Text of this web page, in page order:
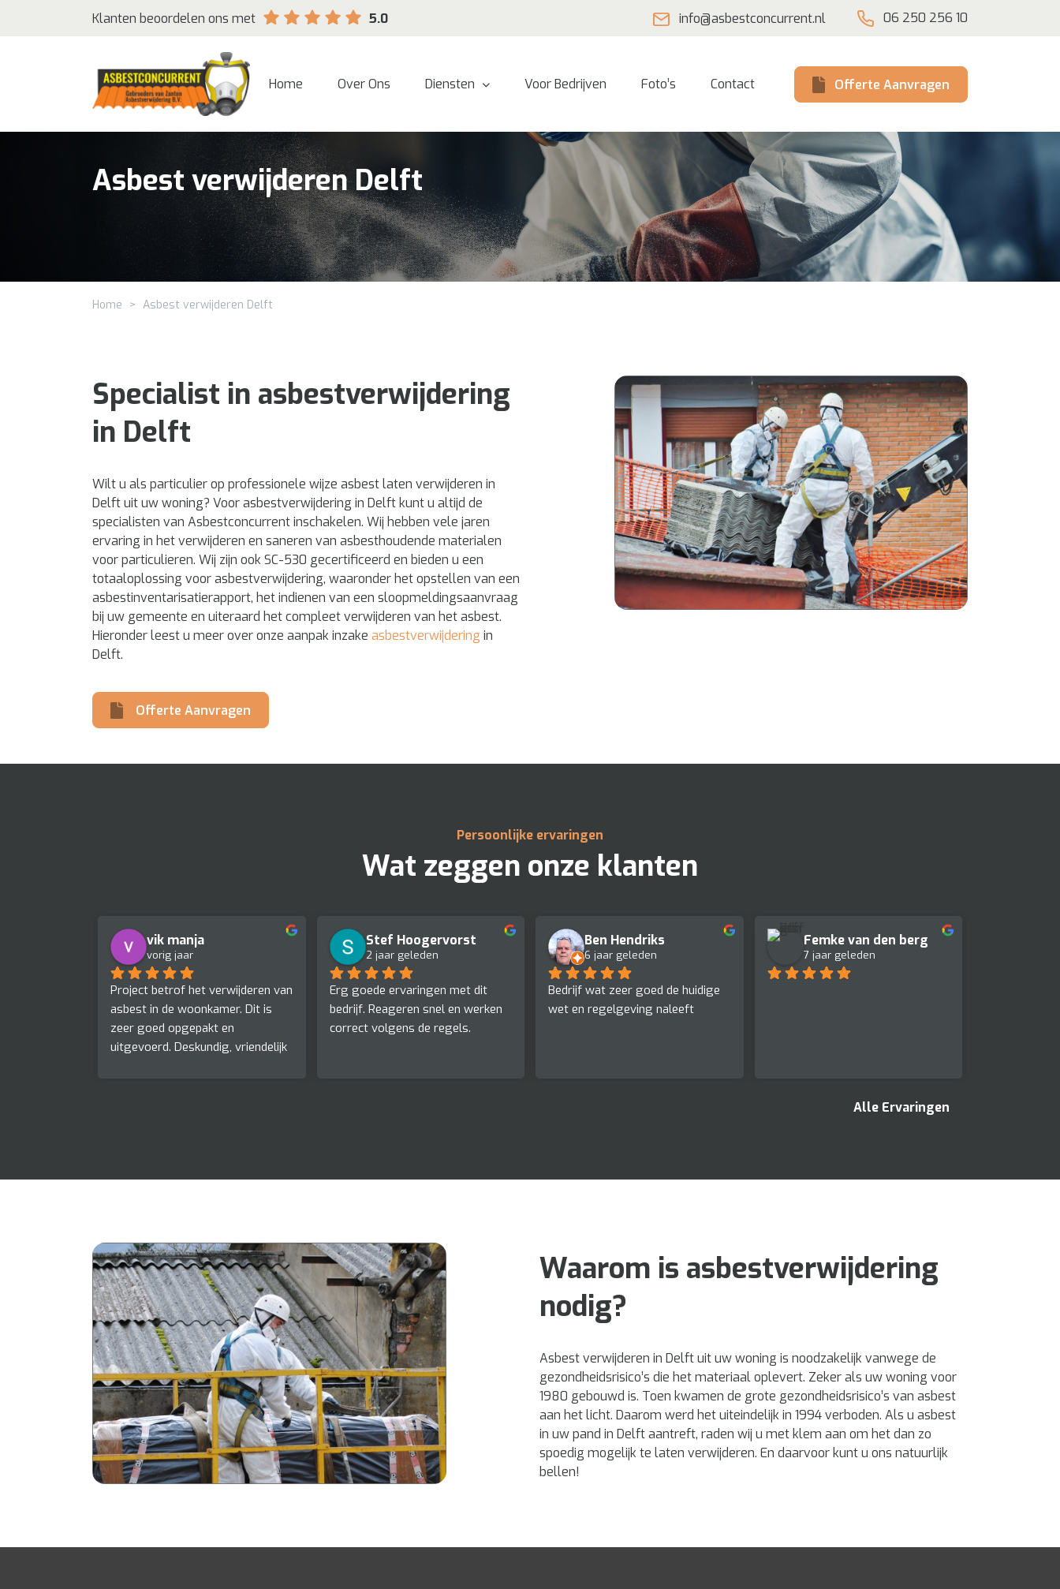
Klanten beoordelen ons met 5.0 info@asbestconcurrent.nl 06 250 256 10
Home Over Ons Diensten Voor Bedrijven Foto’s Contact Offerte Aanvragen
Asbest verwijderen Delft
Home > Asbest verwijderen Delft
Specialist in asbestverwijdering
in Delft
Wilt u als particulier op professionele wijze asbest laten verwijderen in
Delft uit uw woning? Voor asbestverwijdering in Delft kunt u altijd de
specialisten van Asbestconcurrent inschakelen. Wij hebben vele jaren
ervaring in het verwijderen en saneren van asbesthoudende materialen
voor particulieren. Wij zijn ook SC-530 gecertificeerd en bieden u een
totaaloplossing voor asbestverwijdering, waaronder het opstellen van een
asbestinventarisatierapport, het indienen van een sloopmeldingsaanvraag
bij uw gemeente en uiteraard het compleet verwijderen van het asbest.
Hieronder leest u meer over onze aanpak inzake asbestverwijdering in
Delft.
Offerte Aanvragen
Persoonlijke ervaringen
Wat zeggen onze klanten
vik manja
vorig jaar
Project betrof het verwijderen van
asbest in de woonkamer. Dit is
zeer goed opgepakt en
uitgevoerd. Deskundig, vriendelijk
Stef Hoogervorst
2 jaar geleden
Erg goede ervaringen met dit
bedrijf. Reageren snel en werken
correct volgens de regels.
Ben Hendriks
6 jaar geleden
Bedrijf wat zeer goed de huidige
wet en regelgeving naleeft
Femke van den berg
7 jaar geleden
Alle Ervaringen
Waarom is asbestverwijdering
nodig?
Asbest verwijderen in Delft uit uw woning is noodzakelijk vanwege de
gezondheidsrisico’s die het materiaal oplevert. Zeker als uw woning voor
1980 gebouwd is. Toen kwamen de grote gezondheidsrisico’s van asbest
aan het licht. Daarom werd het uiteindelijk in 1994 verboden. Als u asbest
in uw pand in Delft aantreft, raden wij u met klem aan om het dan zo
spoedig mogelijk te laten verwijderen. En daarvoor kunt u ons natuurlijk
bellen!